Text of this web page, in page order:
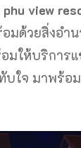
phu view
มด้วยสิ่งอำ
ให้บริการแ
บใจ มาพร้อ